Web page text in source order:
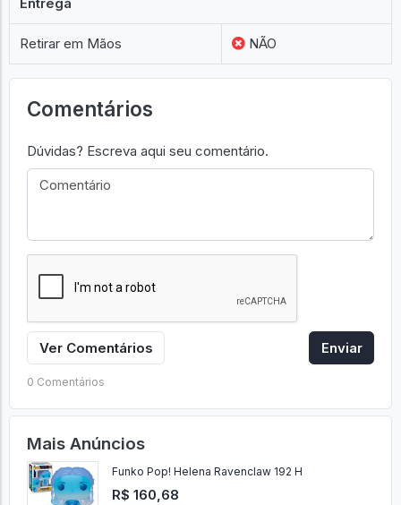
Retirar em Mãos NÃO
Comentários
Dúvidas? Escreva aqui seu comentário.
Ver Comentários Enviar
0 Comentários
Mais Anúncios
Funko Pop! Helena Ravenclaw 192 H
R$ 160,68